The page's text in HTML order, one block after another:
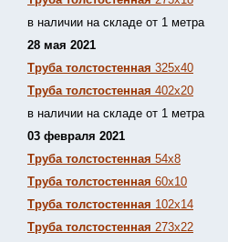
в наличии на складе от 1 метра
28 мая 2021
Труба толстостенная 325х40
Труба толстостенная 402х20
в наличии на складе от 1 метра
03 февраля 2021
Труба толстостенная 54х8
Труба толстостенная 60х10
Труба толстостенная 102х14
Труба толстостенная 273х22